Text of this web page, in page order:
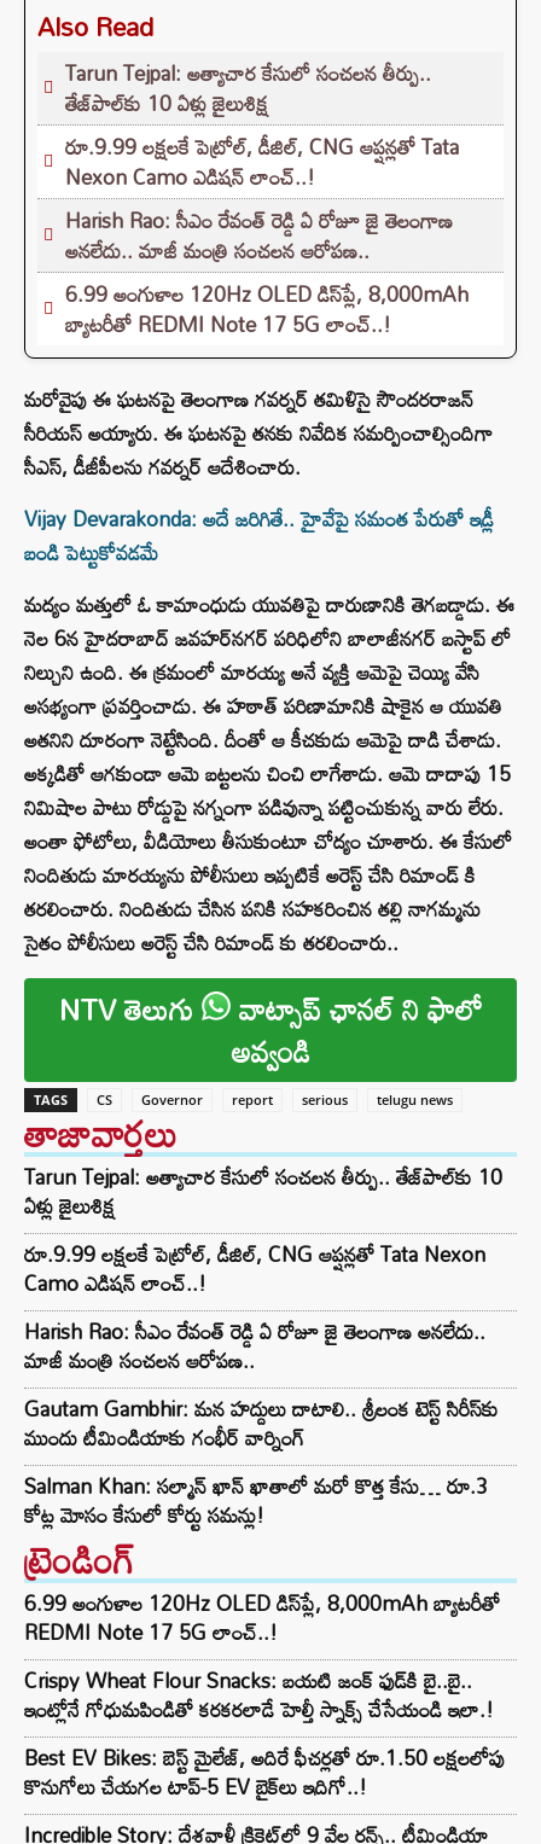
Also Read
Tarun Tejpal: అత్యాచార కేసులో సంచలన తీర్పు..
తేజ్‌పాల్‌కు 10 ఏళ్లు జైలుశిక్ష
రూ.9.99 లక్షలకే పెట్రోల్, డీజిల్, CNG ఆప్షన్లతో Tata
Nexon Camo ఎడిషన్ లాంచ్..!
Harish Rao: సీఎం రేవంత్ రెడ్డి ఏ రోజూ జై తెలంగాణ
అనలేదు.. మాజీ మంత్రి సంచలన ఆరోపణ..
6.99 అంగుళాల 120Hz OLED డిస్‌ప్లే, 8,000mAh
బ్యాటరీతో REDMI Note 17 5G లాంచ్..!
మరోవైపు ఈ ఘటనపై తెలంగాణ గవర్నర్ తమిళిసై సౌందరరాజన్
సీరియస్ అయ్యారు. ఈ ఘటనపై తనకు నివేదిక సమర్పించాల్సిందిగా
సీఎస్, డీజీపీలను గవర్నర్ ఆదేశించారు.
Vijay Devarakonda: అదే జరిగితే.. హైవేపై సమంత పేరుతో ఇడ్లీ
బండి పెట్టుకోవడమే
మద్యం మత్తులో ఓ కామాంధుడు యువతిపై దారుణానికి తెగబడ్డాడు. ఈ
నెల 6న హైదరాబాద్‌ జవహర్‌నగర్‌ పరిధిలోని బాలాజీనగర్ బస్టాప్ లో
నిల్చుని ఉంది. ఈ క్రమంలో మారయ్య అనే వ్యక్తి ఆమెపై చెయ్యి వేసి
అసభ్యంగా ప్రవర్తించాడు. ఈ హఠాత్ పరిణామానికి షాకైన ఆ యువతి
అతనిని దూరంగా నెట్టేసింది. దీంతో ఆ కీచకుడు ఆమెపై దాడి చేశాడు.
అక్కడితో ఆగకుండా ఆమె బట్టలను చించి లాగేశాడు. ఆమె దాదాపు 15
నిమిషాల పాటు రోడ్డుపై నగ్నంగా పడివున్నా పట్టించుకున్న వారు లేరు.
అంతా ఫోటోలు, వీడియోలు తీసుకుంటూ చోద్యం చూశారు. ఈ కేసులో
నిందితుడు మారయ్యను పోలీసులు ఇప్పటికే అరెస్ట్ చేసి రిమాండ్ కి
తరలించారు. నిందితుడు చేసిన పనికి సహకరించిన తల్లి నాగమ్మను
సైతం పోలీసులు అరెస్ట్ చేసి రిమాండ్ కు తరలించారు..
NTV తెలుగు వాట్సాప్ ఛానల్ ని ఫాలో
అవ్వండి
TAGS CS Governor report serious telugu news
తాజావార్తలు
Tarun Tejpal: అత్యాచార కేసులో సంచలన తీర్పు.. తేజ్‌పాల్‌కు 10
ఏళ్లు జైలుశిక్ష
రూ.9.99 లక్షలకే పెట్రోల్, డీజిల్, CNG ఆప్షన్లతో Tata Nexon
Camo ఎడిషన్ లాంచ్..!
Harish Rao: సీఎం రేవంత్ రెడ్డి ఏ రోజూ జై తెలంగాణ అనలేదు..
మాజీ మంత్రి సంచలన ఆరోపణ..
Gautam Gambhir: మన హద్దులు దాటాలి.. శ్రీలంక టెస్ట్ సిరీస్‌కు
ముందు టీమిండియాకు గంభీర్ వార్నింగ్
Salman Khan: సల్మాన్ ఖాన్ ఖాతాలో మరో కొత్త కేసు… రూ.3
కోట్ల మోసం కేసులో కోర్టు సమన్లు!
ట్రెండింగ్‌
6.99 అంగుళాల 120Hz OLED డిస్‌ప్లే, 8,000mAh బ్యాటరీతో
REDMI Note 17 5G లాంచ్..!
Crispy Wheat Flour Snacks: బయటి జంక్ ఫుడ్‌కి బై..బై..
ఇంట్లోనే గోధుమపిండితో కరకరలాడే హెల్తీ స్నాక్స్ చేసేయండి ఇలా.!
Best EV Bikes: బెస్ట్ మైలేజ్, అదిరే ఫీచర్లతో రూ.1.50 లక్షలలోపు
కొనుగోలు చేయగల టాప్-5 EV బైక్‌లు ఇదిగో..!
Incredible Story: దేశవాళీ క్రికెట్‌లో 9 వేల రన్స్.. టీమిండియా